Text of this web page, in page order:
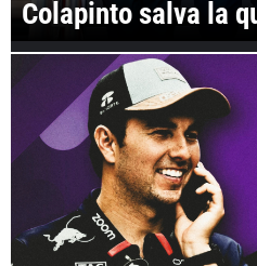
Colapinto salva la
China